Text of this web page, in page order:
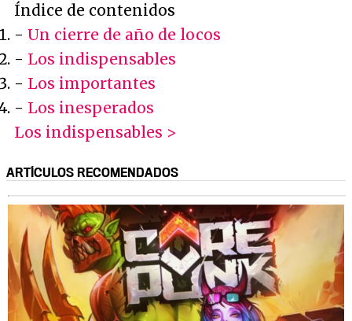
Índice de contenidos
- Un cierre de año de locos
- Los indispensables
- Los importantes
- Los inesperados
Los indispensables >
ARTÍCULOS RECOMENDADOS